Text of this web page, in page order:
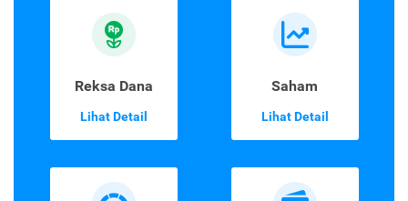
Reksa Dana
Lihat Detail
Saham
Lihat Detail